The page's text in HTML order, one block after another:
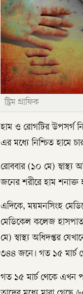
স্ট্রিম গ্রাফিক
হাম ও রোগটির উপসর্গ
এর মধ্যে নিশ্চিত হামে
রোববার (১০ মে) স্বাস্থ্য
জনের শরীরে হাম
এদিকে, ময়মনসিংহ
মেডিকেল কলেজ
মে) স্বাস্থ্য অধিদপ্তর
৩৪৪ জনে। গত ১৫ মার্চ
গত ১৫ মার্চ থেকে এখন